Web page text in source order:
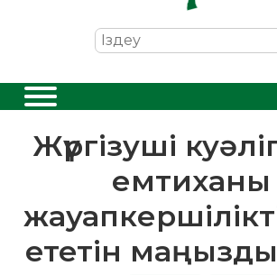
Жүргізуші
емтиханы
ететін